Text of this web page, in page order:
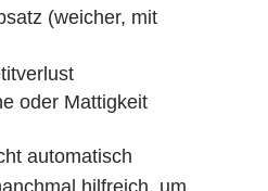
(weicher, mit
oder Mattigkeit
automatisch
hilfreich, um